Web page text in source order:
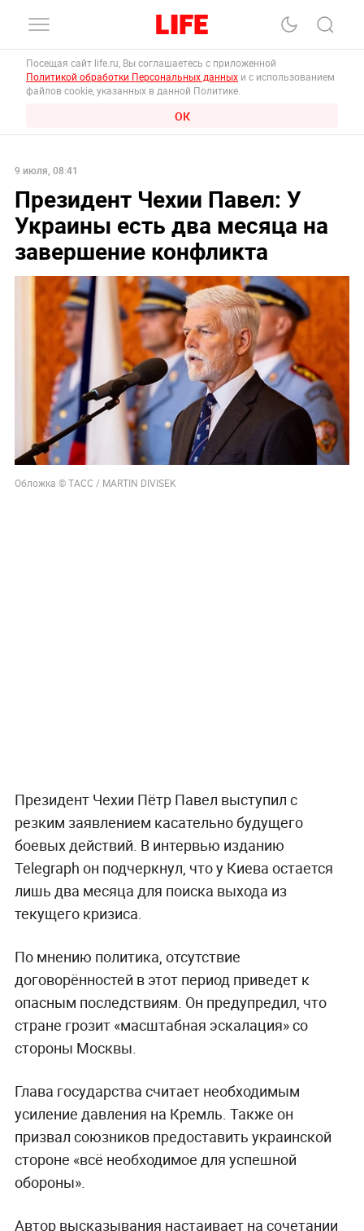
Посещая сайт life.ru, Вы соглашаетесь с приложенной
Политикой обработки Персональных данных и с использованием
файлов cookie, указанных в данной Политике.
ОК
9 июля, 08:41
Президент Чехии Павел: У
Украины есть два месяца на
завершение конфликта
Обложка © ТАСС / MARTIN DIVISEK
Президент Чехии Пётр Павел выступил с
резким заявлением касательно будущего
боевых действий. В интервью изданию
Telegraph он подчеркнул, что у Киева остается
лишь два месяца для поиска выхода из
текущего кризиса.
По мнению политика, отсутствие
договорённостей в этот период приведет к
опасным последствиям. Он предупредил, что
стране грозит «масштабная эскалация» со
стороны Москвы.
Глава государства считает необходимым
усиление давления на Кремль. Также он
призвал союзников предоставить украинской
стороне «всё необходимое для успешной
обороны».
Автор высказывания настаивает на сочетании